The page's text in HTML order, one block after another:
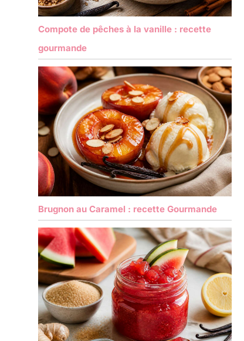
Compote de pêches à la vanille : recette
gourmande
Brugnon au Caramel : recette Gourmande